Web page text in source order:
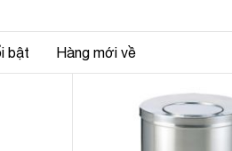
bật Hàng mới về